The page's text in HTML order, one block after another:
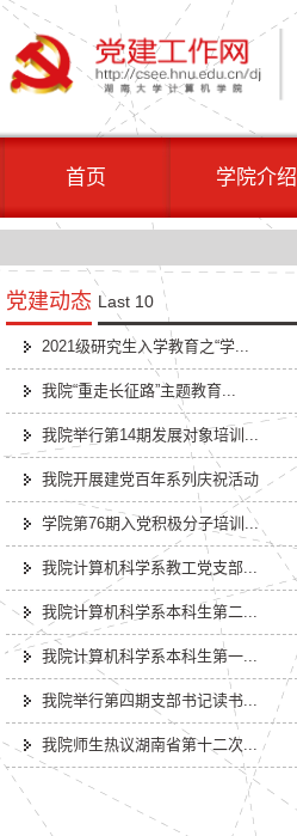
首页 学院介绍
党建动态 Last 10
2021级研究生入学教育之“学...
我院“重走长征路”主题教育...
我院举行第14期发展对象培训...
我院开展建党百年系列庆祝活动
学院第76期入党积极分子培训...
我院计算机科学系教工党支部...
我院计算机科学系本科生第二...
我院计算机科学系本科生第一...
我院举行第四期支部书记读书...
我院师生热议湖南省第十二次...